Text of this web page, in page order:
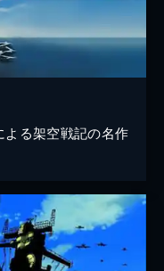
る架空戦記の名作